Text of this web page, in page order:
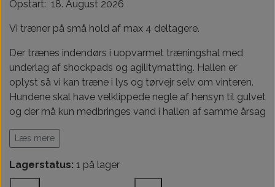
Tilskud
Træningsudstyr & Legetøj
Hundedækner
Andet
Opstart: 18. August 2026
Vi træner på små hold af max 4 deltagere.
Der trænes indendørs i uopvarmet træningshal med
underlag af shockpads og agilitymatting. Hallen er
oplyst så vi kan træne i lys og tørvejr selv om vinteren.
Hundene skal have velklippede negle af hensyn til gulvet
og der må kun medbringes vand i hallen af samme årsag
(ingen kaffe, te, sodavand ect). Har du svært ved at
klippe din hunds negle så kom alligevel, så hjælper jeg
For hunde fra ca. 10 måneder
Læs mere
Lagerstatus: 1 på lager